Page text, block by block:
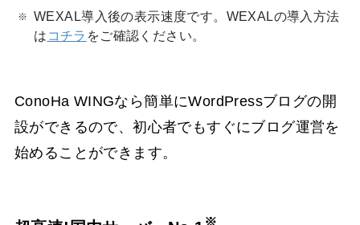
WEXAL導入後の表示速度です。WEXALの導入方法
は コチラ をご確認ください。
ConoHa WINGなら簡単にWordPressブログの開
設ができるので、初心者でもすぐにブログ運営を
始めることができます。
※